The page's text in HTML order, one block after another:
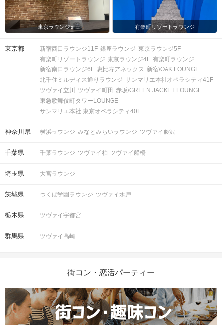
東京ラウンジ5F 有楽町リゾートラウンジ
東京都 新宿西口ラウンジ11F 銀座ラウンジ 東京ラウンジ5F
有楽町リゾートラウンジ 東京ラウンジ4F 有楽町ラウンジ
新宿南口ラウンジ6F 恵比寿アネックス 新宿/OAK LOUNGE
北千住ミルディス通りラウンジ サンマリエ本社オペラシティ41F
ツヴァイ立川
ツヴァイ町田 赤坂/GREEN JACKET LOUNGE
東急歌舞伎町タワーLOUNGE
サンマリエ本社 東京オペラシティ40F
神奈川県 横浜ラウンジ みなとみらいラウンジ ツヴァイ藤沢
千葉県 千葉ラウンジ ツヴァイ柏 ツヴァイ船橋
埼玉県 大宮ラウンジ
茨城県 つくば学園ラウンジ ツヴァイ水戸
栃木県 ツヴァイ宇都宮
群馬県 ツヴァイ高崎
街コン・恋活パーティー